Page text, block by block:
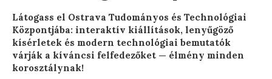
Látogass el Ostrava Tudományos és Technológiai
Központjába: interaktív kiállítások, lenyűgöző
kísérletek és modern technológiai bemutatók
várják a kíváncsi felfedezőket — élmény minden
korosztálynak!